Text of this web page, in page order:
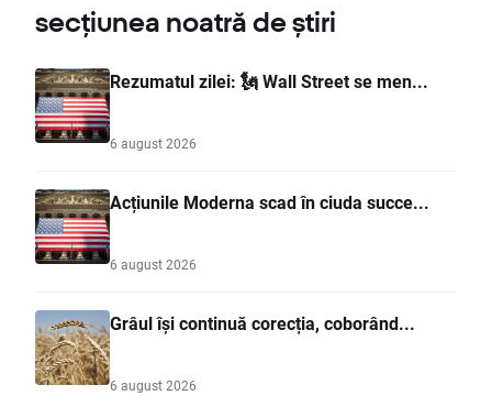
secțiunea noatră de știri
Rezumatul zilei: 🗽 Wall Street se men...
6 august 2026
Acțiunile Moderna scad în ciuda succe...
6 august 2026
Grâul își continuă corecția, coborând...
6 august 2026